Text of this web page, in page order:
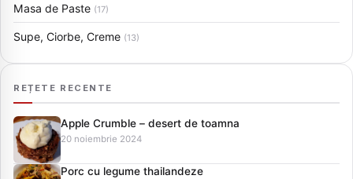
Masa de Paste (17)
Supe, Ciorbe, Creme (13)
REȚETE RECENTE
Apple Crumble – desert de toamna
20 noiembrie 2024
Porc cu legume thailandeze